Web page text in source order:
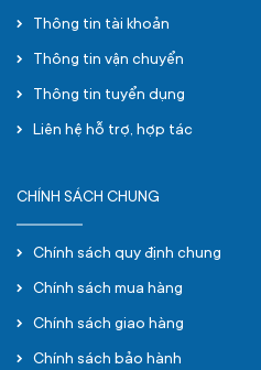
Thông tin tài khoản
Thông tin vận chuyển
Thông tin tuyển dụng
Liên hệ hỗ trợ, hợp tác
CHÍNH SÁCH CHUNG
Chính sách quy định chung
Chính sách mua hàng
Chính sách giao hàng
Chính sách bảo hành